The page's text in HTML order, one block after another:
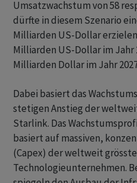
Umsatzwachstum von 58
dürfte in diesem Szenario
Milliarden US-Dollar
Milliarden US-Dollar im Jahr
Milliarden Dollar im Jahr
Dabei basiert das
stetigen Anstieg der
Starlink. Das
basiert auf massiven,
(Capex) der weltweit
Technologieunternehmen.